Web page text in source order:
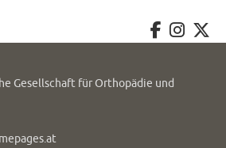
Gesellschaft für Orthopädie und